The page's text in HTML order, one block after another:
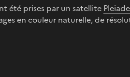
été prises par un satellite
en couleur naturelle, de